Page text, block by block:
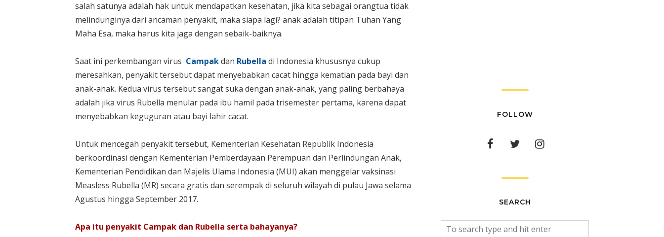
salah satunya adalah hak untuk mendapatkan kesehatan, jika kita sebagai orangtua tidak
melindunginya dari ancaman penyakit, maka siapa lagi? anak adalah titipan Tuhan Yang
Maha Esa, maka harus kita jaga dengan sebaik-baiknya.
Saat ini perkembangan virus Campakdan Rubella di Indonesia khususnya cukup
meresahkan, penyakit tersebut dapat menyebabkan cacat hingga kematian pada bayi dan
anak-anak. Kedua virus tersebut sangat suka dengan anak-anak, yang paling berbahaya
adalah jika virus Rubella menular pada ibu hamil pada trisemester pertama, karena dapat
menyebabkan keguguran atau bayi lahir cacat.
Untuk mencegah penyakit tersebut, Kementerian Kesehatan Republik Indonesia
berkoordinasi dengan Kementerian Pemberdayaan Perempuan dan Perlindungan Anak,
Kementerian Pendidikan dan Majelis Ulama Indonesia (MUI) akan menggelar vaksinasi
Measless Rubella (MR) secara gratis dan serempak di seluruh wilayah di pulau Jawa selama
Agustus hingga September 2017.
Apa itu penyakit Campak dan Rubella serta bahayanya?
FOLLOW
SEARCH